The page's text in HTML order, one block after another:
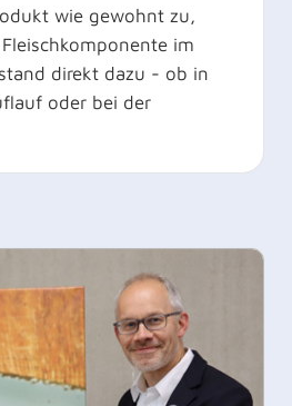
wie gewohnt zu,
im
direkt dazu - ob in
oder bei der